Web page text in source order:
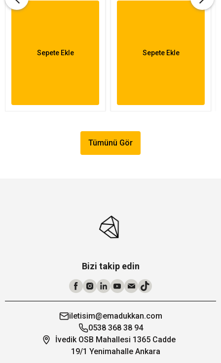
Sepete Ekle Sepete Ekle
Tümünü Gör
Bizi takip edin
iletisim@emadukkan.com
0538 368 38 94
İvedik OSB Mahallesi 1365 Cadde
19/1 Yenimahalle Ankara